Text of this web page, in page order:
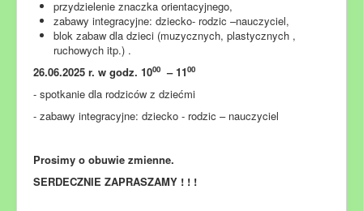
przydzielenie znaczka orientacyjnego,
zabawy integracyjne: dziecko- rodzic –nauczyciel,
blok zabaw dla dzieci (muzycznych, plastycznych ,
ruchowych itp.) .
26.06.2025 r. w godz. 1000 – 1100
- spotkanie dla rodziców z dziećmi
- zabawy integracyjne: dziecko - rodzic – nauczyciel
Prosimy o obuwie zmienne.
SERDECZNIE ZAPRASZAMY ! ! !